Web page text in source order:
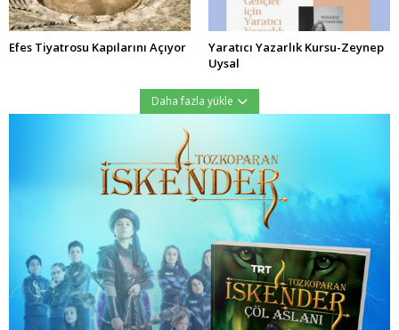
Efes Tiyatrosu Kapılarını Açıyor
Yaratıcı Yazarlık Kursu-Zeynep
Uysal
Daha fazla yükle